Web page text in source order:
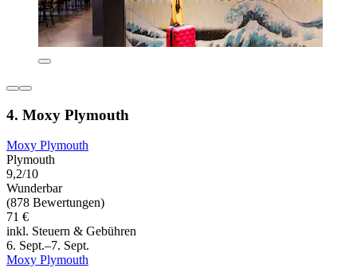
4. Moxy Plymouth
Moxy Plymouth
Plymouth
9,2/10
Wunderbar
(878 Bewertungen)
71 €
inkl. Steuern & Gebühren
6. Sept.–7. Sept.
Moxy Plymouth